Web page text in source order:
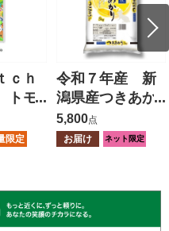
ｃｈ
トモ
ショ
生
限定
令和７年産 新
潟県産つきあか
り ５ｋｇ
5,800点
お届け
ネット限定